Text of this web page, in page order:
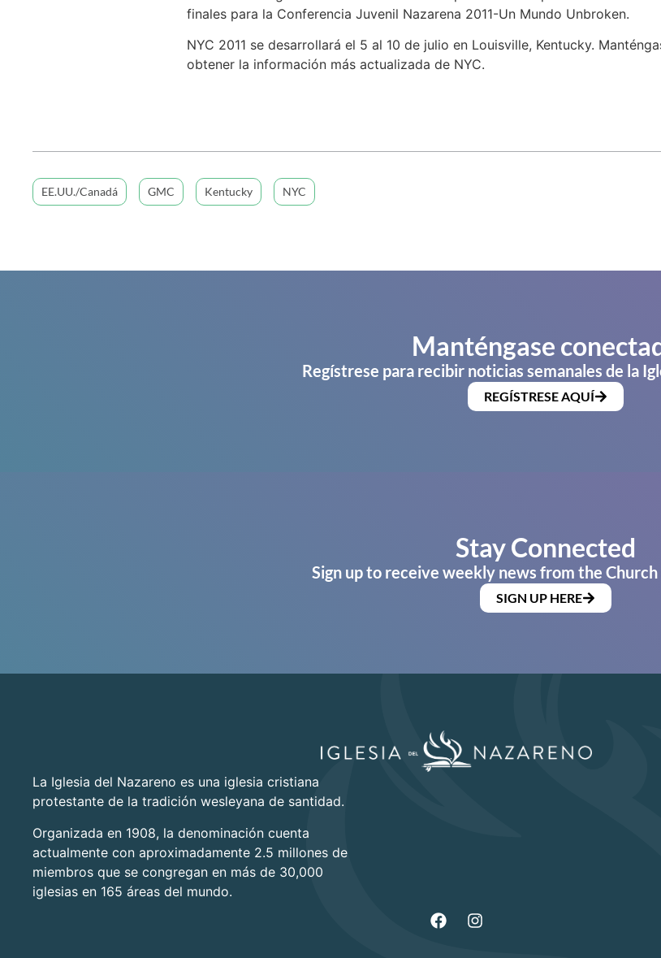
finales para la Conferencia Juvenil Nazarena 2011-Un Mundo Unbroken.
NYC 2011 se desarrollará el 5 al 10 de julio en Louisville, Kentucky.
obtener la información más actualizada de NYC.
EE.UU./Canadá GMC Kentucky NYC
Manténgase
Regístrese para recibir noticias semanales de la
REGÍSTRESE AQUÍ
Stay Connected
Sign up to receive weekly news from the
SIGN UP HERE
La Iglesia del Nazareno es una iglesia cristiana
protestante de la tradición wesleyana de santidad.
Organizada en 1908, la denominación cuenta
actualmente con aproximadamente 2.5 millones de
miembros que se congregan en más de 30,000
iglesias en 165 áreas del mundo.